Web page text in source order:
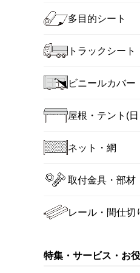
多目的シート
トラックシート
ビニールカバー
屋根・テント(
ネット・網
取付金具・部材
レール・間仕切
特集・サービス・お